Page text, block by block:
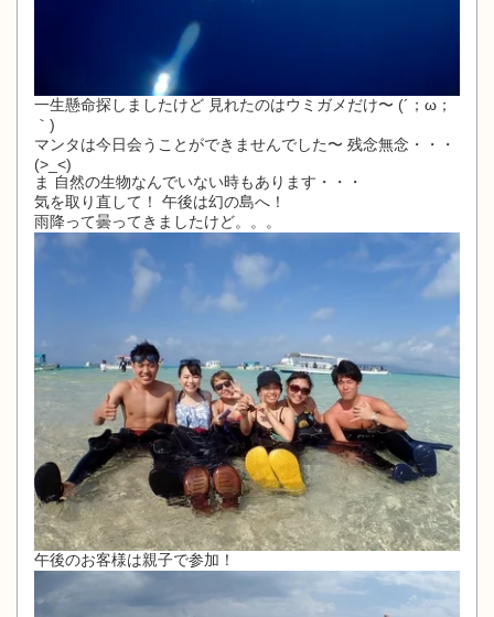
一生懸命探しましたけど 見れたのはウミガメだけ〜 (´；ω；
｀)
マンタは今日会うことができませんでした〜 残念無念・・・
(>_<)
ま 自然の生物なんでいない時もあります・・・
気を取り直して！ 午後は幻の島へ！
雨降って曇ってきましたけど。。。
午後のお客様は親子で参加！